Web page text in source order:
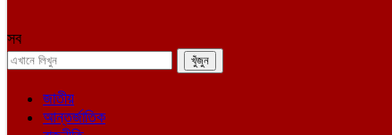
সব
জাতীয়
আন্তর্জাতিক